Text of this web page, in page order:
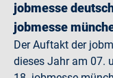
jobmesse
jobmesse
Der Auftakt der
dieses Jahr am 07.